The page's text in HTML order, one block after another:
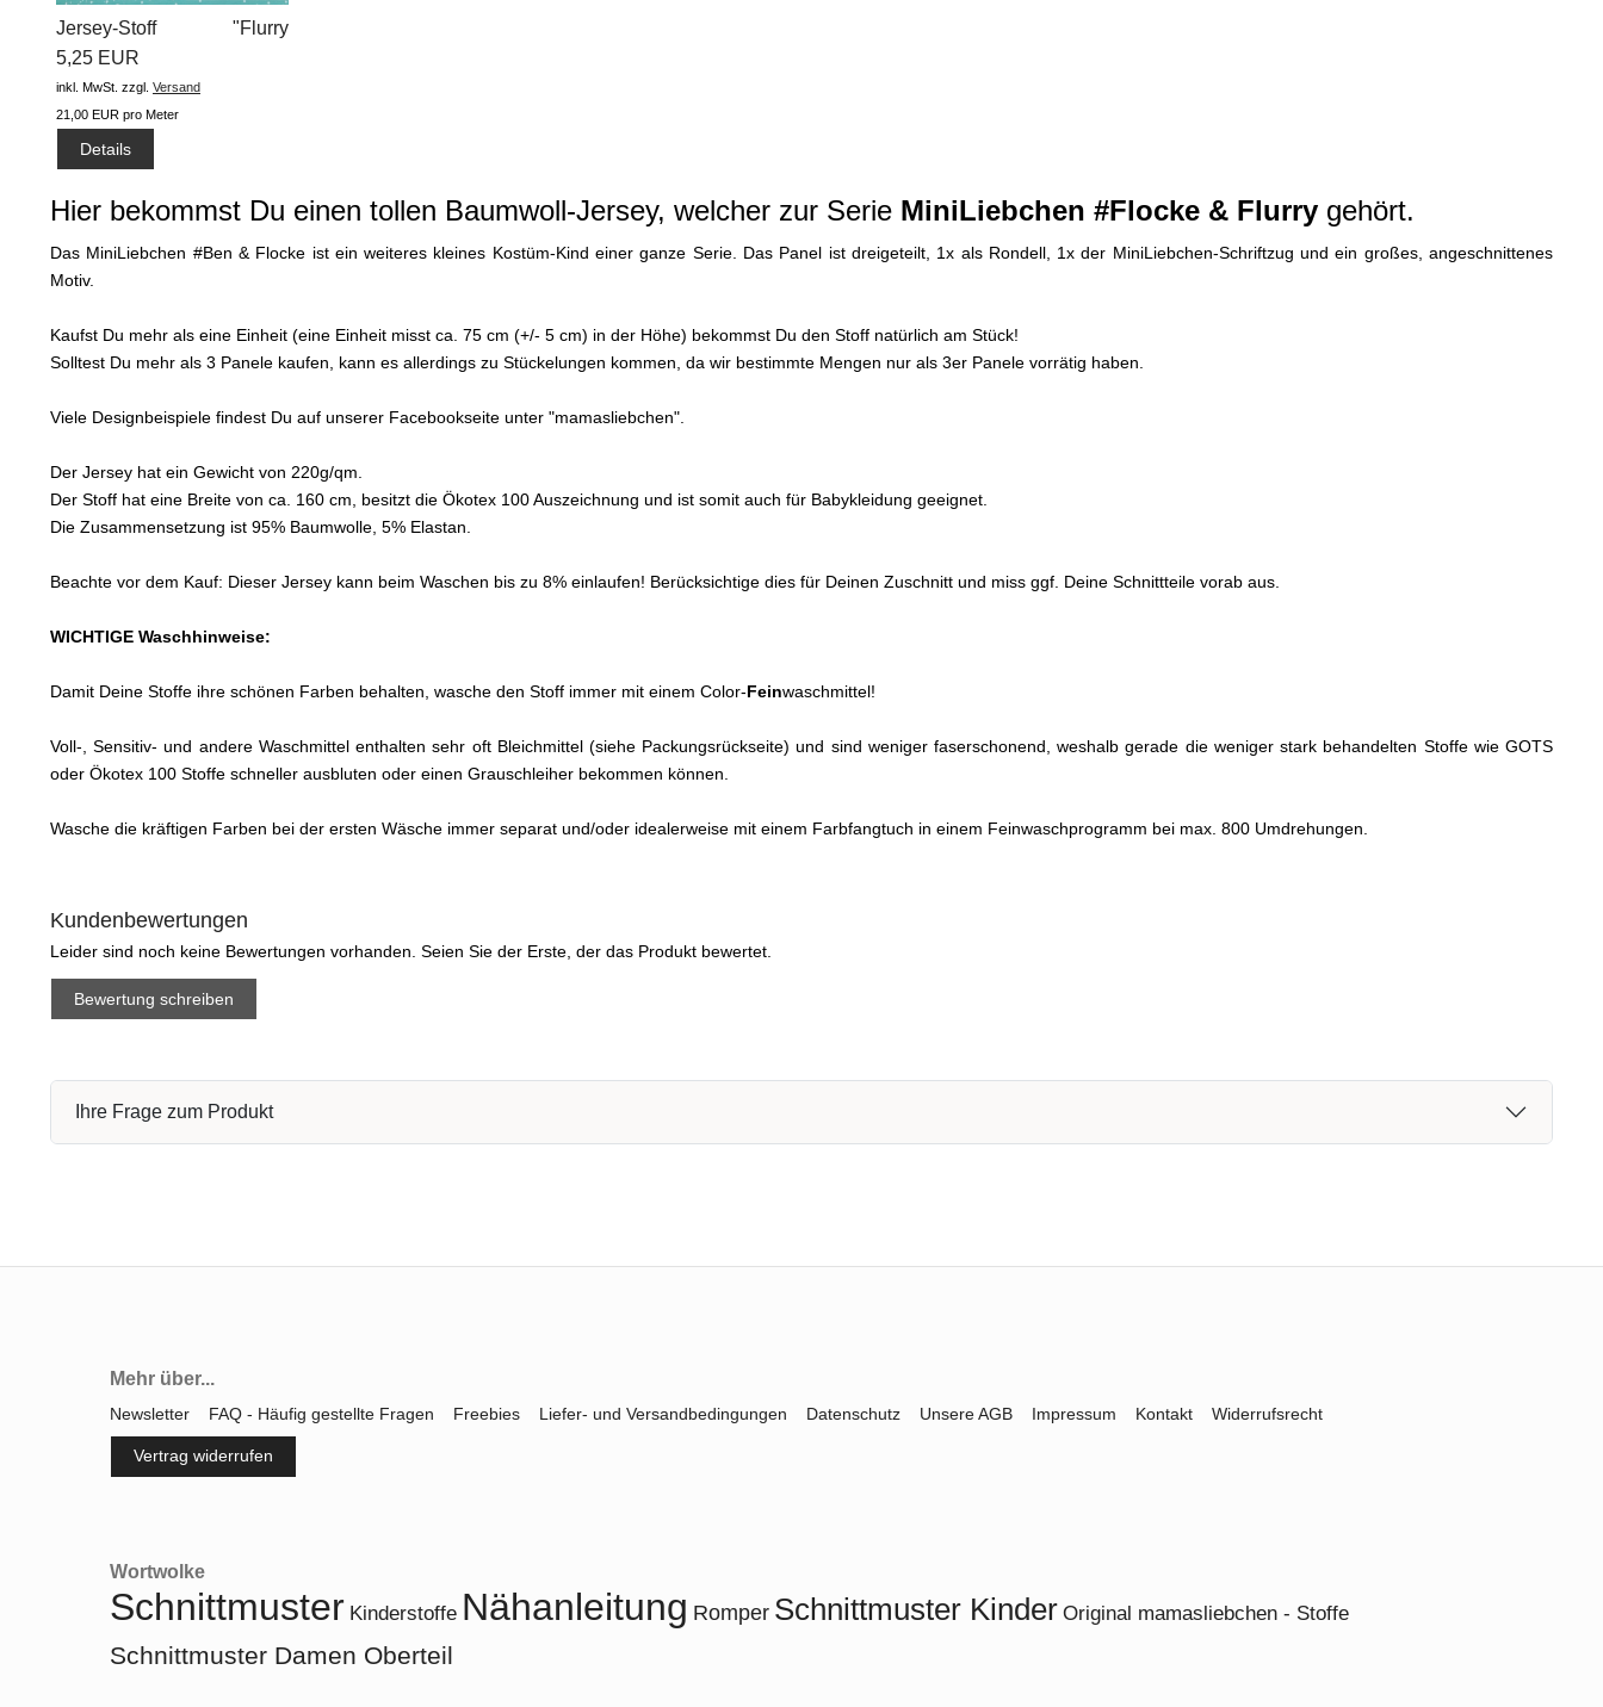
Jersey-Stoff "Flurry
#mint"...
5,25 EUR
inkl. MwSt. zzgl. Versand
21,00 EUR pro Meter
Details
Hier bekommst Du einen tollen Baumwoll-Jersey, welcher zur Serie MiniLiebchen #Flocke & Flurry gehört.
Das MiniLiebchen #Ben & Flocke ist ein weiteres kleines Kostüm-Kind einer ganze Serie. Das Panel ist dreigeteilt, 1x als Rondell, 1x der MiniLiebchen-Schriftzug und ein großes, angeschnittenes
Motiv.
Kaufst Du mehr als eine Einheit (eine Einheit misst ca. 75 cm (+/- 5 cm) in der Höhe) bekommst Du den Stoff natürlich am Stück!
Solltest Du mehr als 3 Panele kaufen, kann es allerdings zu Stückelungen kommen, da wir bestimmte Mengen nur als 3er Panele vorrätig haben.
Viele Designbeispiele findest Du auf unserer Facebookseite unter "mamasliebchen".
Der Jersey hat ein Gewicht von 220g/qm.
Der Stoff hat eine Breite von ca. 160 cm, besitzt die Ökotex 100 Auszeichnung und ist somit auch für Babykleidung geeignet.
Die Zusammensetzung ist 95% Baumwolle, 5% Elastan.
Beachte vor dem Kauf: Dieser Jersey kann beim Waschen bis zu 8% einlaufen! Berücksichtige dies für Deinen Zuschnitt und miss ggf. Deine Schnittteile vorab aus.
WICHTIGE Waschhinweise:
Damit Deine Stoffe ihre schönen Farben behalten, wasche den Stoff immer mit einem Color-Feinwaschmittel!
Voll-, Sensitiv- und andere Waschmittel enthalten sehr oft Bleichmittel (siehe Packungsrückseite) und sind weniger faserschonend, weshalb gerade die weniger stark behandelten Stoffe wie GOTS
oder Ökotex 100 Stoffe schneller ausbluten oder einen Grauschleiher bekommen können.
Wasche die kräftigen Farben bei der ersten Wäsche immer separat und/oder idealerweise mit einem Farbfangtuch in einem Feinwaschprogramm bei max. 800 Umdrehungen.
Kundenbewertungen
Leider sind noch keine Bewertungen vorhanden. Seien Sie der Erste, der das Produkt bewertet.
Bewertung schreiben
Ihre Frage zum Produkt
Mehr über...
Newsletter FAQ - Häufig gestellte Fragen Freebies Liefer- und Versandbedingungen Datenschutz Unsere AGB Impressum Kontakt Widerrufsrecht
Vertrag widerrufen
Wortwolke
Schnittmuster Kinderstoffe Nähanleitung Romper Schnittmuster Kinder Original mamasliebchen - Stoffe
Schnittmuster Damen Oberteil